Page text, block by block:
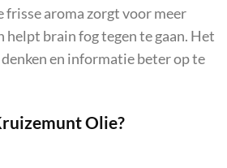
frisse aroma zorgt voor meer
helpt brain fog tegen te gaan. Het
en informatie beter op te
Olie?